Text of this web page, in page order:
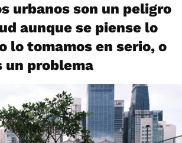
urbanos son un peligro
aunque se piense lo
lo tomamos en serio, o
un problema